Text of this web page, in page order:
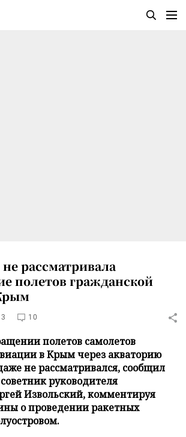
рассматривала
полетов гражданской
10
полетов самолетов
в Крым через акваторию
не рассматривался, сообщил
руководителя
Извольский, комментируя
о проведении ракетных